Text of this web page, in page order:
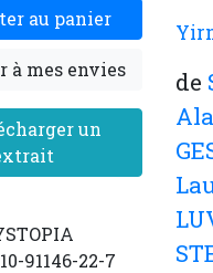
au panier
à mes envies
un
91146-22-7
de